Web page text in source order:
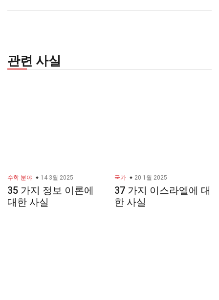
관련 사실
수학 분야 14 3월 2025
35 가지 정보 이론에
대한 사실
국가 20 1월 2025
37 가지 이스라엘에 대
한 사실